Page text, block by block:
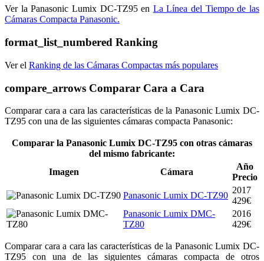
Ver la Panasonic Lumix DC-TZ95 en La Línea del Tiempo de las
Cámaras Compacta Panasonic.
format_list_numbered Ranking
Ver el Ranking de las Cámaras Compactas más populares
compare_arrows Comparar Cara a Cara
Comparar cara a cara las características de la Panasonic Lumix DC-
TZ95 con una de las siguientes cámaras compacta Panasonic:
Comparar la Panasonic Lumix DC-TZ95 con otras cámaras
del mismo fabricante:
Imagen
Cámara
Año
Precio
Panasonic Lumix DC-TZ90
2017
429€
Panasonic Lumix DMC-
TZ80
2016
429€
Comparar cara a cara las características de la Panasonic Lumix DC-
TZ95 con una de las siguientes cámaras compacta de otros